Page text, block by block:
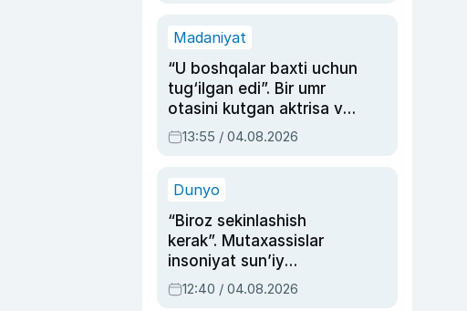
Madaniyat
“U boshqalar baxti uchun
tug‘ilgan edi”. Bir umr
otasini kutgan aktrisa va
dublyaj ustasi Rimma
Ahmedovaning
13:55 / 04.08.2026
Dunyo
“Biroz sekinlashish
kerak”. Mutaxassislar
insoniyat sun’iy
intellektni boshqara
olmay qolishidan xavotir
12:40 / 04.08.2026